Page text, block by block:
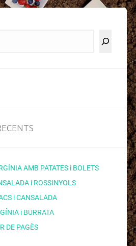
AMB PATATES i BOLETS
i ROSSINYOLS
i CANSALADA
i BURRATA
DE PAGÈS